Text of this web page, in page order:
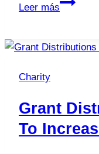
Leer más
Donation
Charity
Grant
To